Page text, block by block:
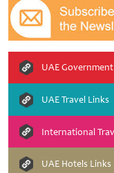
UAE
UAE Travel Links
International
UAE Hotels Links